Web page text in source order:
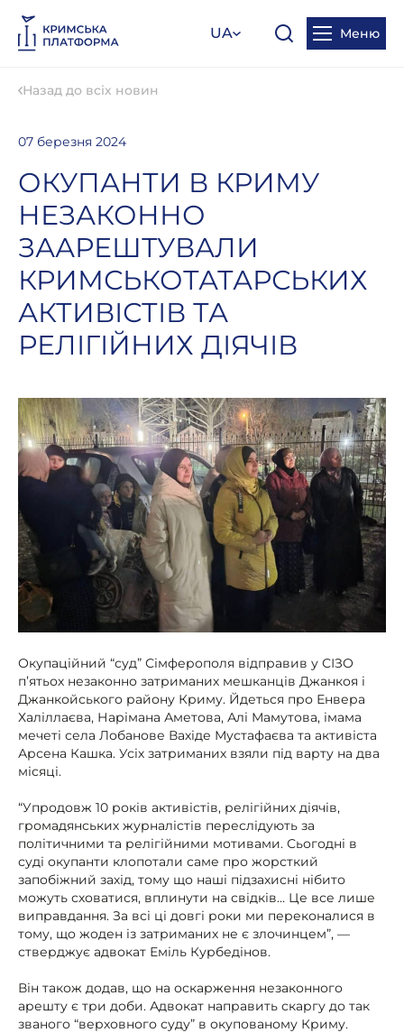
UA Меню
Назад до всіх новин
07 березня 2024
ОКУПАНТИ В КРИМУ
НЕЗАКОННО
ЗААРЕШТУВАЛИ
КРИМСЬКОТАТАРСЬКИХ
АКТИВІСТІВ ТА
РЕЛІГІЙНИХ ДІЯЧІВ
Окупаційний “суд” Сімферополя відправив у СІЗО
п’ятьох незаконно затриманих мешканців Джанкоя і
Джанкойського району Криму. Йдеться про Енвера
Халіллаєва, Нарімана Аметова, Алі Мамутова, імама
мечеті села Лобанове Вахіде Мустафаєва та активіста
Арсена Кашка. Усіх затриманих взяли під варту на два
місяці.
“Упродовж 10 років активістів, релігійних діячів,
громадянських журналістів переслідують за
політичними та релігійними мотивами. Сьогодні в
суді окупанти клопотали саме про жорсткий
запобіжний захід, тому що наші підзахисні нібито
можуть сховатися, вплинути на свідків… Це все лише
виправдання. За всі ці довгі роки ми переконалися в
тому, що жоден із затриманих не є злочинцем”, —
стверджує адвокат Еміль Курбедінов.
Він також додав, що на оскарження незаконного
арешту є три доби. Адвокат направить скаргу до так
званого “верховного суду” в окупованому Криму.